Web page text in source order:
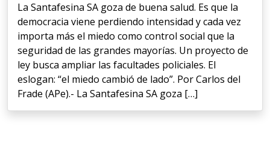
La Santafesina SA goza de buena salud. Es que la
democracia viene perdiendo intensidad y cada vez
importa más el miedo como control social que la
seguridad de las grandes mayorías. Un proyecto de
ley busca ampliar las facultades policiales. El
eslogan: “el miedo cambió de lado”. Por Carlos del
Frade (APe).- La Santafesina SA goza […]